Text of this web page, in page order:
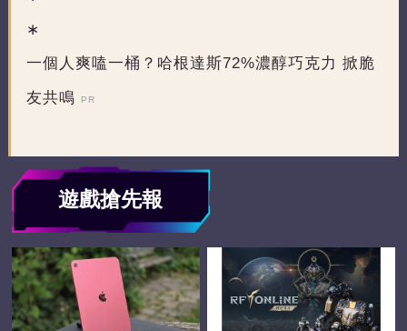
一個人爽嗑一桶？哈根達斯72%濃醇巧克力 掀脆
友共鳴
PR
遊戲搶先報